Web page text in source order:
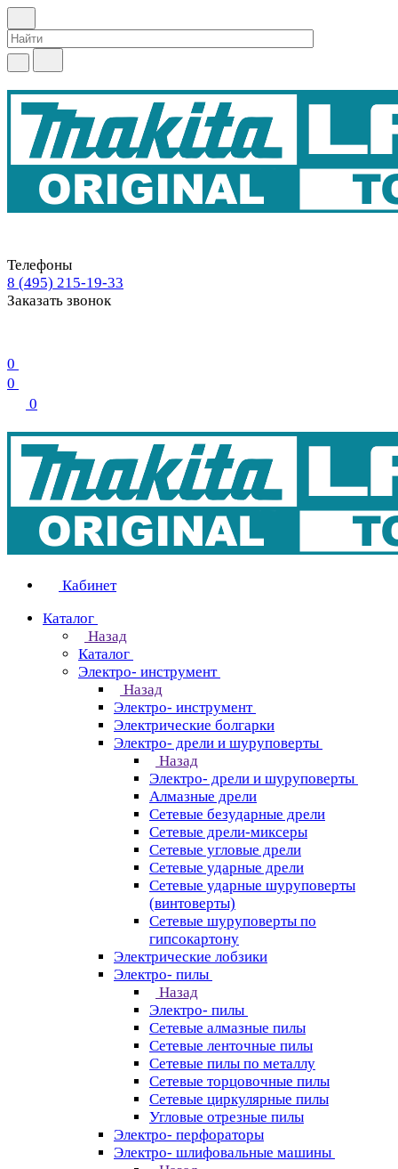
Телефоны
8 (495) 215-19-33
Заказать звонок
0
0
0
Кабинет
Каталог
Назад
Каталог
Электро- инструмент
Назад
Электро- инструмент
Электрические болгарки
Электро- дрели и шуруповерты
Назад
Электро- дрели и шуруповерты
Алмазные дрели
Сетевые безударные дрели
Сетевые дрели-миксеры
Сетевые угловые дрели
Сетевые ударные дрели
Сетевые ударные шуруповерты
(винтоверты)
Сетевые шуруповерты по
гипсокартону
Электрические лобзики
Электро- пилы
Назад
Электро- пилы
Сетевые алмазные пилы
Сетевые ленточные пилы
Сетевые пилы по металлу
Сетевые торцовочные пилы
Сетевые циркулярные пилы
Угловые отрезные пилы
Электро- перфораторы
Электро- шлифовальные машины